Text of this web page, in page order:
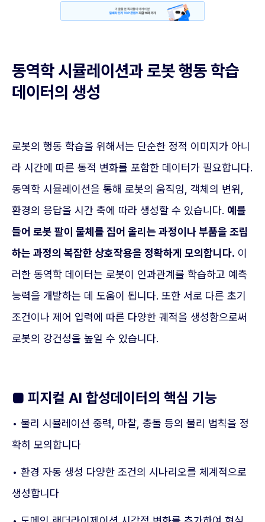
동역학 시뮬레이션과 로봇 행동 학습
데이터의 생성
로봇의 행동 학습을 위해서는 단순한 정적 이미지가 아니
라 시간에 따른 동적 변화를 포함한 데이터가 필요합니다.
동역학 시뮬레이션을 통해 로봇의 움직임, 객체의 변위,
환경의 응답을 시간 축에 따라 생성할 수 있습니다. 예를
들어 로봇 팔이 물체를 집어 올리는 과정이나 부품을 조립
하는 과정의 복잡한 상호작용을 정확하게 모의합니다. 이
러한 동역학 데이터는 로봇이 인과관계를 학습하고 예측
능력을 개발하는 데 도움이 됩니다. 또한 서로 다른 초기
조건이나 제어 입력에 따른 다양한 궤적을 생성함으로써
로봇의 강건성을 높일 수 있습니다.
■ 피지컬 AI 합성데이터의 핵심 기능
• 물리 시뮬레이션 중력, 마찰, 충돌 등의 물리 법칙을 정
확히 모의합니다
• 환경 자동 생성 다양한 조건의 시나리오를 체계적으로
생성합니다